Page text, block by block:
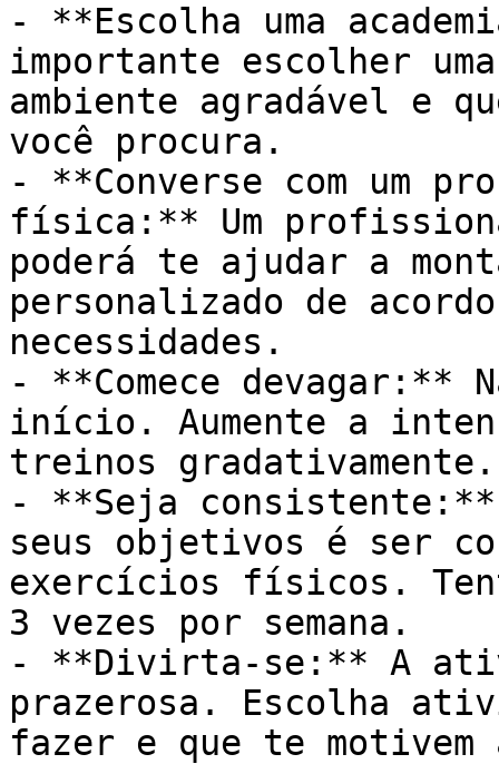
- **Escolha uma
importante escolher
ambiente agradável e
você procura.
- **Converse com um
física:** Um
poderá te ajudar a
personalizado de
necessidades.
- **Comece devagar:**
início. Aumente a
treinos gradativamente.
- **Seja consistente:**
seus objetivos é ser
exercícios físicos.
3 vezes por semana.
- **Divirta-se:** A
prazerosa. Escolha
fazer e que te